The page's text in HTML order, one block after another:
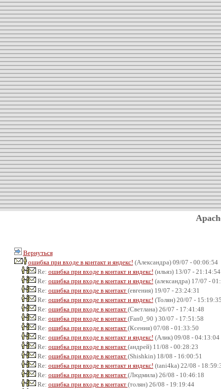
Вернуться
ошибка при входе в контакт и яндекс! (Александра) 09/07 - 00:06:54
Re: ошибка при входе в контакт и яндекс! (ильяз) 13/07 - 21:14:54
Re: ошибка при входе в контакт и яндекс! (александра) 17/07 -
Re: ошибка при входе в контакт (евгения) 19/07 - 23:24:31
Re: ошибка при входе в контакт и яндекс! (Толян) 20/07 -
Re: ошибка при входе в контакт (Светлана) 26/07 - 17:41:48
Re: ошибка при входе в контакт (Fan0_90 ) 30/07 - 17:51:58
Re: ошибка при входе в контакт (Ксения) 07/08 - 01:33:50
Re: ошибка при входе в контакт и яндекс! (Алик) 09/08 - 04:13:04
Re: ошибка при входе в контакт (андрей) 11/08 - 00:28:23
Re: ошибка при входе в контакт (Shishkin) 18/08 - 16:00:51
Re: ошибка при входе в контакт и яндекс! (tani4ka) 22/08 -
Re: ошибка при входе в контакт (Людмила) 26/08 - 10:46:18
Re: ошибка при входе в контакт (толян) 26/08 - 19:19:44